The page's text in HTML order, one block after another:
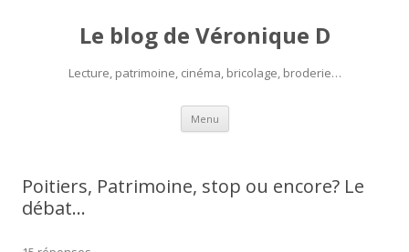
Le blog de Véronique D
Lecture, patrimoine, cinéma, bricolage, broderie…
Menu Aller
contenu
Poitiers, Patrimoine, stop ou encore? Le
débat…